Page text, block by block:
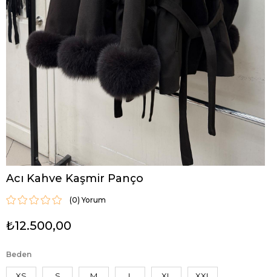
Acı Kahve Kaşmir Panço
(0)
₺12.500,00
Beden